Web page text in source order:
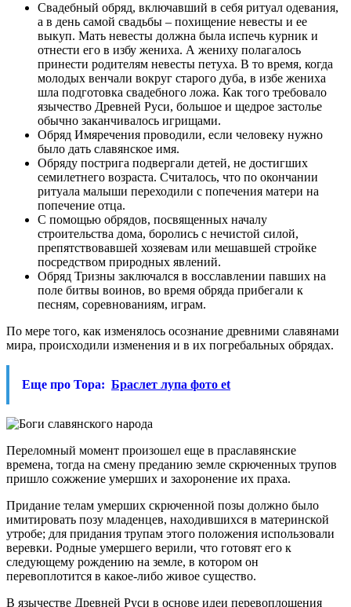
Свадебный обряд, включавший в себя ритуал одевания,
а в день самой свадьбы – похищение невесты и ее
выкуп. Мать невесты должна была испечь курник и
отнести его в избу жениха. А жениху полагалось
принести родителям невесты петуха. В то время, когда
молодых венчали вокруг старого дуба, в избе жениха
шла подготовка свадебного ложа. Как того требовало
язычество Древней Руси, большое и щедрое застолье
обычно заканчивалось игрищами.
Обряд Имяречения проводили, если человеку нужно
было дать славянское имя.
Обряду пострига подвергали детей, не достигших
семилетнего возраста. Считалось, что по окончании
ритуала малыши переходили с попечения матери на
попечение отца.
С помощью обрядов, посвященных началу
строительства дома, боролись с нечистой силой,
препятствовавшей хозяевам или мешавшей стройке
посредством природных явлений.
Обряд Тризны заключался в восславлении павших на
поле битвы воинов, во время обряда прибегали к
песням, соревнованиям, играм.
По мере того, как изменялось осознание древними славянами
мира, происходили изменения и в их погребальных обрядах.
Еще про Тора: Браслет лупа фото et
Переломный момент произошел еще в праславянские
времена, тогда на смену преданию земле скрюченных трупов
пришло сожжение умерших и захоронение их праха.
Придание телам умерших скрюченной позы должно было
имитировать позу младенцев, находившихся в материнской
утробе; для придания трупам этого положения использовали
веревки. Родные умершего верили, что готовят его к
следующему рождению на земле, в котором он
перевоплотится в какое-либо живое существо.
В язычестве Древней Руси в основе идеи перевоплощения